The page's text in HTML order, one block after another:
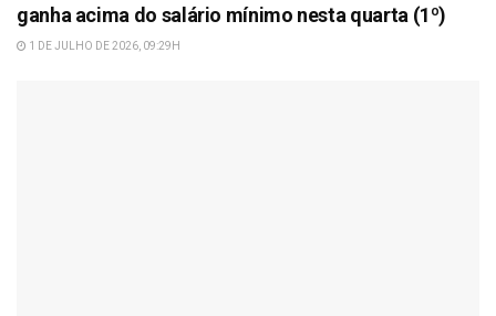
ganha acima do salário mínimo nesta quarta (1º)
1 DE JULHO DE 2026, 09:29H